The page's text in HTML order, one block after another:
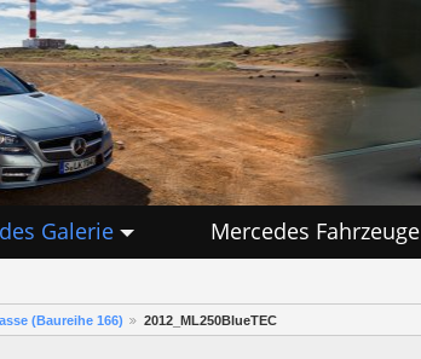
Galerie Mercedes Fahrzeuge
(Baureihe 166) 2012_ML250BlueTEC